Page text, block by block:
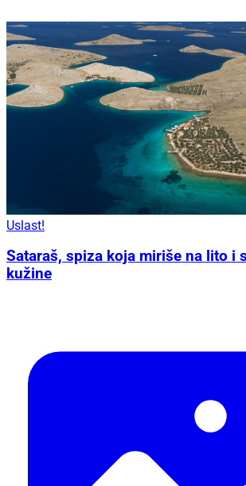
Uslast!
Sataraš, spiza koja miriše na lito i
kužine